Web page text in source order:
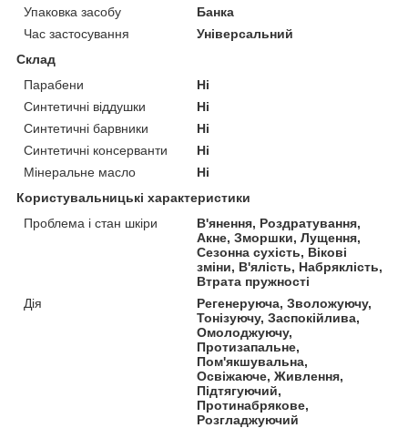
Упаковка засобу
Банка
Час застосування
Універсальний
Склад
Парабени
Ні
Синтетичні віддушки
Ні
Синтетичні барвники
Ні
Синтетичні консерванти
Ні
Мінеральне масло
Ні
Користувальницькі характеристики
Проблема і стан шкіри
В'янення, Роздратування,
Акне, Зморшки, Лущення,
Сезонна сухість, Вікові
зміни, В'ялість, Набряклість,
Втрата пружності
Дія
Регенеруюча, Зволожуючу,
Тонізуючу, Заспокійлива,
Омолоджуючу,
Протизапальне,
Пом'якшувальна,
Освіжаюче, Живлення,
Підтягуючий,
Протинабрякове,
Розгладжуючий